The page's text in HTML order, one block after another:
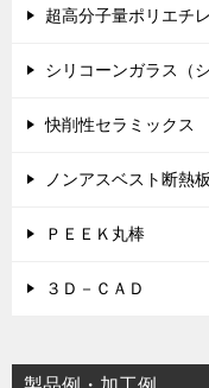
超高分子量ポリエチ
シリコーンガラス（
快削性セラミックス
ノンアスベスト断熱板
ＰＥＥＫ丸棒
３Ｄ－ＣＡＤ